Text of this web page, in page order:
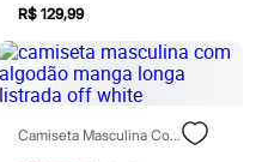
R$ 129,99
Camiseta Masculina Com Algodão Manga Longa Listrada Off White